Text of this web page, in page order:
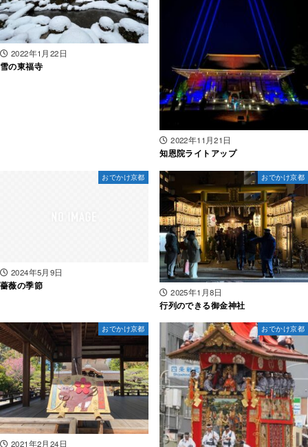
2022年1月22日
雪の東福寺
2022年11月21日
知恩院ライトアップ
おでかけ京都
2024年5月9日
薔薇の季節
おでかけ京都
2025年1月8日
行列のできる御金神社
おでかけ京都
2021年2月24日
おでかけ京都